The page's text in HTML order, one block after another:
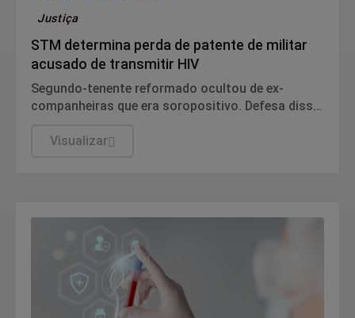
Justiça
STM determina perda de patente de militar
acusado de transmitir HIV
Segundo-tenente reformado ocultou de ex-
companheiras que era soropositivo. Defesa disse
acusado e não tem relação com a função no
Visualizar